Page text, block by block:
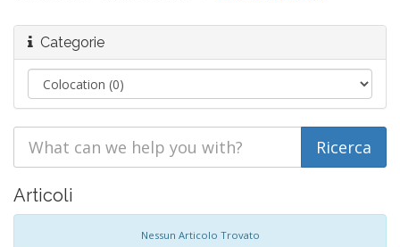
Categorie
Articoli
Nessun Articolo Trovato